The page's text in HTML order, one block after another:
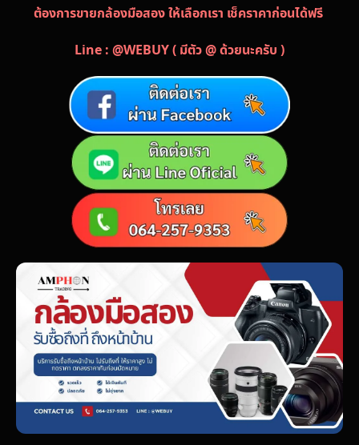
ต้องการขายกล้องมือสอง ให้เลือกเรา เช็คราคาก่อนได้ฟรี
Line : @WEBUY ( มีตัว @ ด้วยนะครับ )